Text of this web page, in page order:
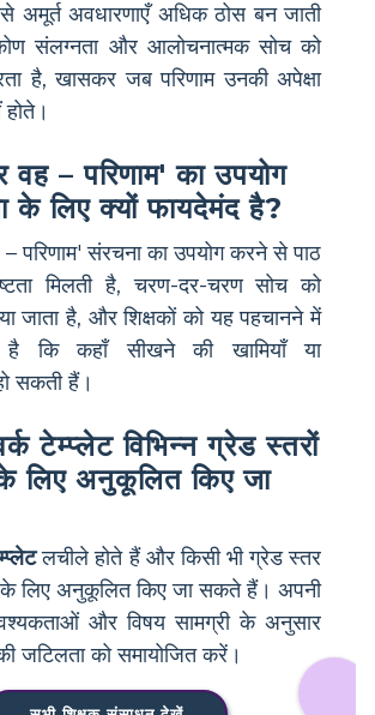
अमूर्त अवधारणाएँ अधिक ठोस बन जाती
संलग्नता और आलोचनात्मक सोच को
है, खासकर जब परिणाम उनकी अपेक्षा
वह – परिणाम' का उपयोग
के लिए क्यों फायदेमंद है?
परिणाम' संरचना का उपयोग करने से पाठ
मिलती है, चरण-दर-चरण सोच को
जाता है, और शिक्षकों को यह पहचानने में
है कि कहाँ सीखने की खामियाँ या
सकती हैं।
टेम्प्लेट विभिन्न ग्रेड स्तरों
के लिए अनुकूलित किए जा
लचीले होते हैं और किसी भी ग्रेड स्तर
के लिए अनुकूलित किए जा सकते हैं। अपनी
और विषय सामग्री के अनुसार
जटिलता को समायोजित करें।